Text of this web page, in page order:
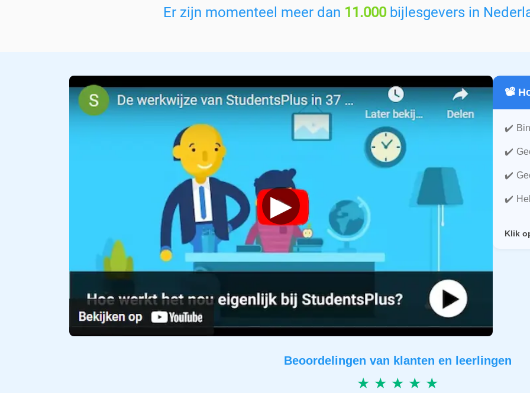
e
n
Er zijn momenteel meer dan 11.000bijlesgevers in
▶
📽️
Klik
Beoordelingen van klanten en leerlingen
★ ★ ★ ★ ★